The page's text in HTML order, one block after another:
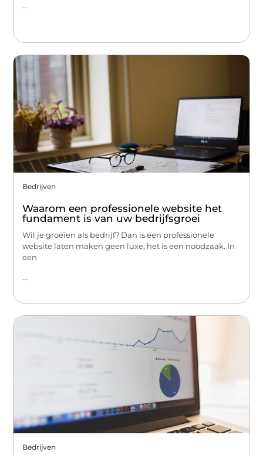
...
Bedrijven
Waarom een professionele website het
fundament is van uw bedrijfsgroei
Wil je groeien als bedrijf? Dan is een professionele
website laten maken geen luxe, het is een noodzaak. In
een
...
Bedrijven